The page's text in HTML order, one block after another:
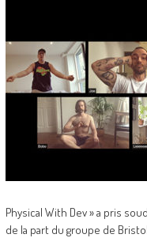
Physical With Dev » a pris
de la part du groupe de